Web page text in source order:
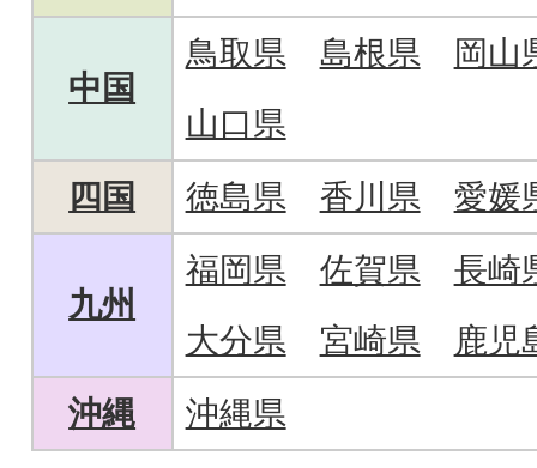
中国
鳥取県 島根県
岡山
山口県
四国
徳島県 香川県 愛媛
九州
福岡県 佐賀県
長崎
大分県
宮崎県
鹿児
沖縄
沖縄県